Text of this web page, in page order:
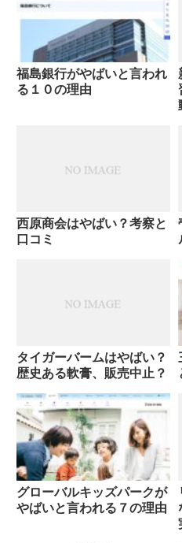
福島銀行がやばいと言われ
る１０の理由
西原商会はやばい？考察と
口コミ
タイガーバームはやばい？
歴史ある軟膏、販売中止？
グローバルキッズパークが
やばいと言われる７の理由